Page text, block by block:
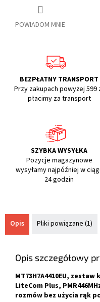
POWIADOM MNIE
BEZPŁATNY TRANSPORT
Przy zakupach powyżej 599
płacimy za transport
SZYBKA WYSYŁKA
Pozycje magazynowe
wysyłamy najpóźniej w
24 godzin
Opis Pliki powiązane (1)
Opis szczegółowy
MT73H7A4410EU, zestaw
LiteCom Plus,
rozmów bez użycia rąk